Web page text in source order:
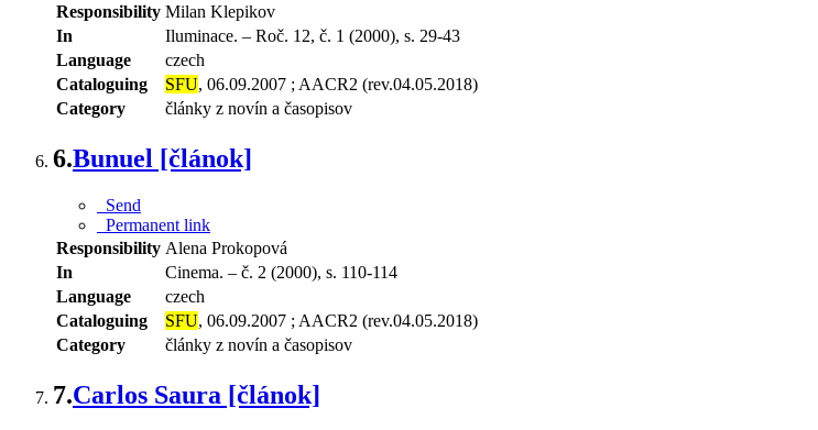
Responsibility Milan Klepikov
In
Iluminace. – Roč. 12, č. 1 (2000), s. 29-43
Language
czech
Cataloguing
SFU, 06.09.2007 ; AACR2 (rev.04.05.2018)
Category
články z novín a časopisov
6.Bunuel [článok]
Send
Permanent link
Responsibility Alena Prokopová
In
Cinema. – č. 2 (2000), s. 110-114
Language
czech
Cataloguing
SFU, 06.09.2007 ; AACR2 (rev.04.05.2018)
Category
články z novín a časopisov
7.Carlos Saura [článok]